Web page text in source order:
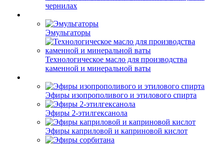
чернилах
Эмульгаторы
Технологическое масло для производства
каменной и минеральной ваты
Эфиры изопрополивого и этилового спирта
Эфиры 2-этилгексанола
Эфиры каприловой и каприновой кислот